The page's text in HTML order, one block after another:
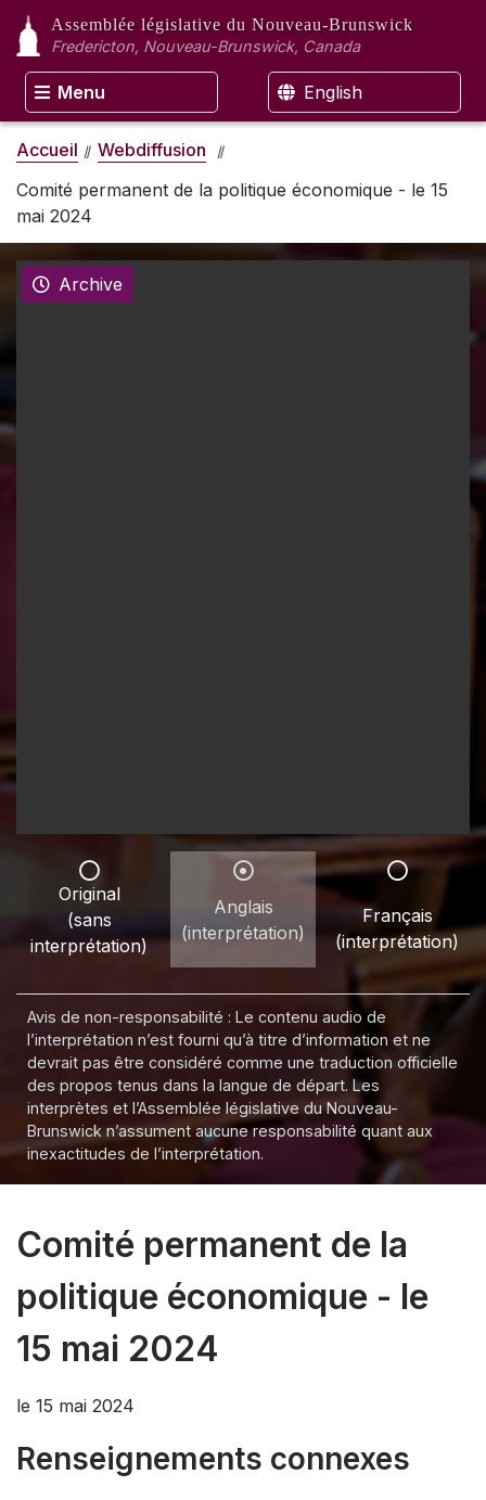
Assemblée législative du Nouveau-Brunswick
Fredericton, Nouveau-Brunswick, Canada
Menu English
Accueil
Webdiffusion
Comité permanent de la politique économique - le 15
mai 2024
Archive
Original
(sans
interprétation)
Anglais
(interprétation)
Français
(interprétation)
Avis de non-responsabilité : Le contenu audio de
l’interprétation n’est fourni qu’à titre d’information et ne
devrait pas être considéré comme une traduction officielle
des propos tenus dans la langue de départ. Les
interprètes et l’Assemblée législative du Nouveau-
Brunswick n’assument aucune responsabilité quant aux
inexactitudes de l’interprétation.
Comité permanent de la
politique économique - le
15 mai 2024
le 15 mai 2024
Renseignements connexes